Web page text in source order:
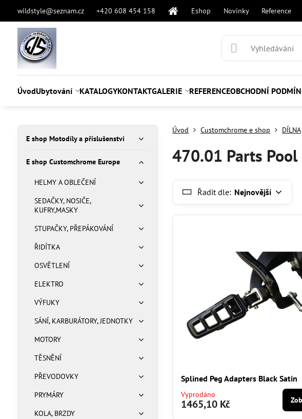
wildstyle@seznam.cz +420 608 454 158 Eshop Novinky Reference
ÚvodUbytování KATALOGYKONTAKTGALERIE REFERENCEOBCHODNÍ
Úvod Customchrome e shop DÍLNA
470.01 Parts Pool
Řadit dle: Nejnovější
Splined Peg Adapters Black Satin
Vyprodáno
1465,10 Kč
E shop Motodíly a příslušenství
E shop Customchrome Europe
HELMY A OBLEČENÍ
SEDAČKY, NOSIČE,
KUFRY,MASKY
STUPAČKY, PŘEPÁKOVÁNÍ
ŘIDÍTKA
OSVĚTLENÍ
ELEKTRO
VÝFUKY
SÁNÍ, KARBURÁTORY, JEDNOTKY
MOTORY
TĚSNĚNÍ
PŘEVODOVKY
PRYMÁRY
KOLA, BRZDY